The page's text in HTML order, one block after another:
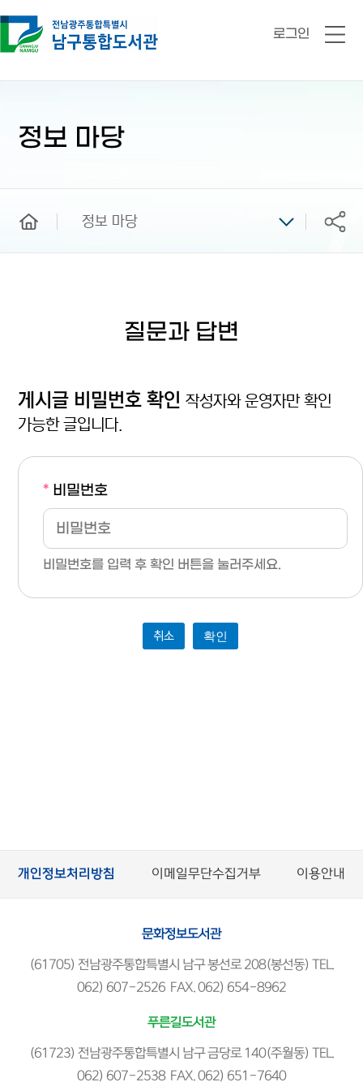
로그인
전
정보 마당
정보 마당 공유
질문과 답변
게시글 비밀번호 확인작성자와 운영자만 확인
가능한 글입니다.
* 비밀번호
비밀번호를 입력 후 확인 버튼을 눌러주세요.
취소 확인
개인정보처리방침 이메일무단수집거부 이용안내
문화정보도서관
(61705) 전남광주통합특별시 남구 봉선로 208(봉선동) TEL.
062) 607-2526 FAX. 062) 654-8962
푸른길도서관
(61723) 전남광주통합특별시 남구 금당로 140(주월동) TEL.
062) 607-2538 FAX. 062) 651-7640